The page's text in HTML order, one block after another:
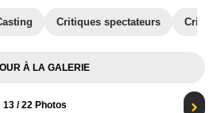
Critiques spectateurs
À LA GALERIE
13 / 22 Photos